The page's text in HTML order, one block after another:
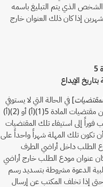
الذي يتم التبليغ باسمه
إذا كان ذلك العنوان خارج
الإيداع
] في الحالة التي لا يستوفي
فيها الطلب، وقت تسلّم المكتب له، أياً من مقتضيات المادة 5(1)(أ) أو (2)(أ)
فوراً إلى استيفاء تلك المقتضيات
تكون تلك المهلة شهراً واحداً على
الطلب داخل أراضي الطرف
عنوان مودع الطلب خارج أراضي
الدعوة مشروطة بتسديد رسم
إذا تخلف المكتب عن إرسال